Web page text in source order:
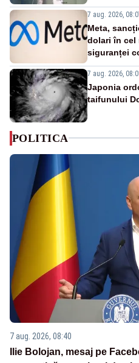
7 aug. 2026,
Meta,
dolari în cel
siguranței
7 aug. 2026,
Japonia
taifunului
POLITICA
7 aug. 2026, 08:40
Ilie Bolojan, mesaj pe